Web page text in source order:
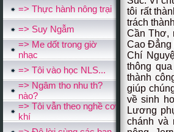
=> Thực hành nông trại
=> Suy Ngẫm
=> Me dốt trong giờ
nhạc
=> Tôi vào học NLS...
=> Ngâm tho nhu th?
nào?
=> Tôi vẫn theo nghề cơ
khí
tôi rất
trách
Cần Thơ,
Cao Đẳng
Chí
thông
thành
giúp
về sinh
Lương
chánh và